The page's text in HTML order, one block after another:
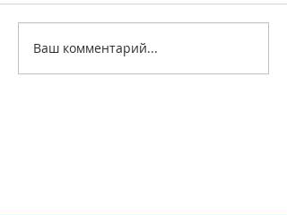
Ваш комментарий...